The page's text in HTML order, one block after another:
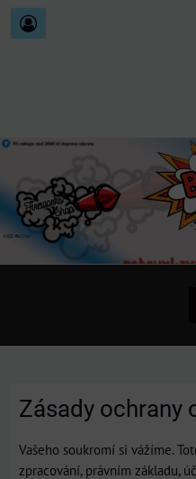
Zásady ochrany
Vašeho soukromí si vážíme.
zpracování, právním základu,